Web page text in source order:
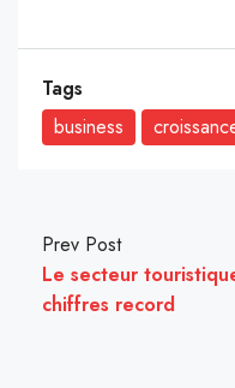
Tags
business
Prev Post
Le secteur
chiffres record